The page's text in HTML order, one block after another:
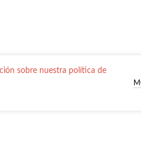
sobre nuestra política de